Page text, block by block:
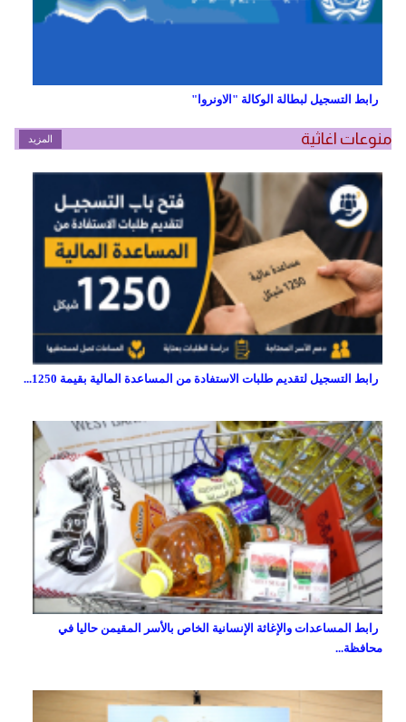
رابط التسجيل لبطالة الوكالة "الاونروا"
منوعات اغاثية المزيد
رابط التسجيل لتقديم طلبات الاستفادة من المساعدة المالية بقيمة 1250...
رابط المساعدات والإغاثة الإنسانية الخاص بالأسر المقيمن حاليا في
محافظة...